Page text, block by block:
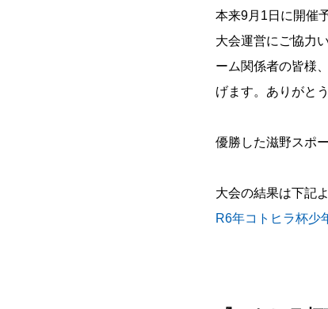
本来9月1日に開催
大会運営にご協力
ーム関係者の皆様
げます。ありがと
優勝した滋野スポ
大会の結果は下記
R6年コトヒラ杯少